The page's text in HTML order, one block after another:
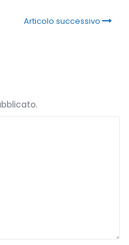
Articolo successivo